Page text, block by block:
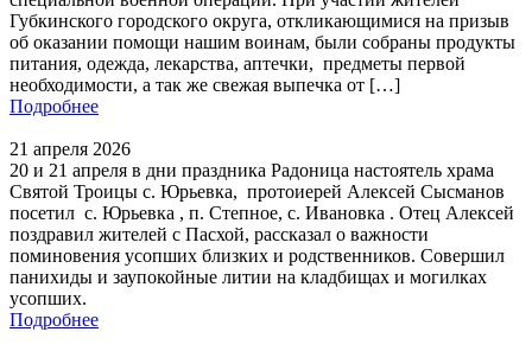
Губкинского городского округа, откликающимися на призыв
об оказании помощи нашим воинам, были собраны продукты
питания, одежда, лекарства, аптечки, предметы первой
необходимости, а так же свежая выпечка от […]
Подробнее
21 апреля 2026
20 и 21 апреля в дни праздника Радоница настоятель храма
Святой Троицы с. Юрьевка, протоиерей Алексей Сысманов
посетил с. Юрьевка , п. Степное, с. Ивановка . Отец Алексей
поздравил жителей с Пасхой, рассказал о важности
поминовения усопших близких и родственников. Совершил
панихиды и заупокойные литии на кладбищах и могилках
усопших.
Подробнее